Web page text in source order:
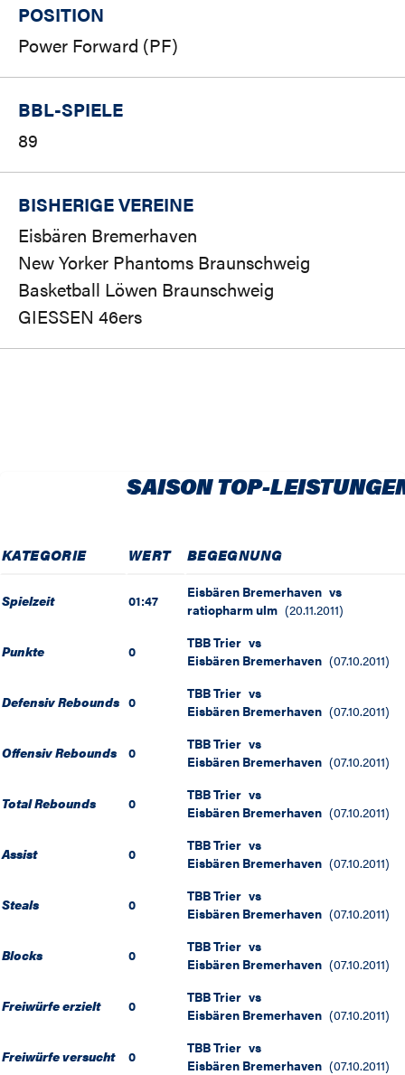
POSITION
Power Forward (PF)
BBL-SPIELE
89
BISHERIGE VEREINE
Eisbären Bremerhaven
New Yorker Phantoms Braunschweig
Basketball Löwen Braunschweig
GIESSEN 46ers
SAISON TOP-
KATEGORIE WERT BEGEGNUNG
Spielzeit 01:47 Eisbären Bremerhaven vs
ratiopharm ulm (20.11.2011)
Punkte 0 TBB Trier vs
Eisbären Bremerhaven (07.10.2011)
Defensiv Rebounds 0 TBB Trier vs
Eisbären Bremerhaven (07.10.2011)
Offensiv Rebounds 0 TBB Trier vs
Eisbären Bremerhaven (07.10.2011)
Total Rebounds 0 TBB Trier vs
Eisbären Bremerhaven (07.10.2011)
Assist 0 TBB Trier vs
Eisbären Bremerhaven (07.10.2011)
Steals 0 TBB Trier vs
Eisbären Bremerhaven (07.10.2011)
Blocks 0 TBB Trier vs
Eisbären Bremerhaven (07.10.2011)
Freiwürfe erzielt 0 TBB Trier vs
Eisbären Bremerhaven (07.10.2011)
Freiwürfe versucht 0 TBB Trier vs
Eisbären Bremerhaven (07.10.2011)